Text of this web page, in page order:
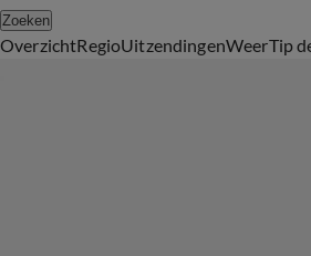
Zoeken
OverzichtRegioUitzendingenWeerTip